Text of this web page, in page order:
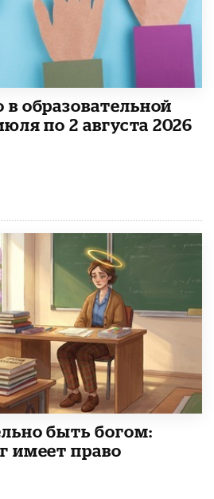
образовательной
по 2 августа 2026
быть богом:
имеет право